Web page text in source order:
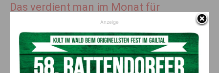
Das verdient man im Monat für
Reinigungskräfte: 1.360 Euro netto im Monat
Friseure: 1.290 Euro netto im Monat
Arbeitskräfte im Hotel- und Gastgewerbe: 1.325 Euro netto
Anzeige